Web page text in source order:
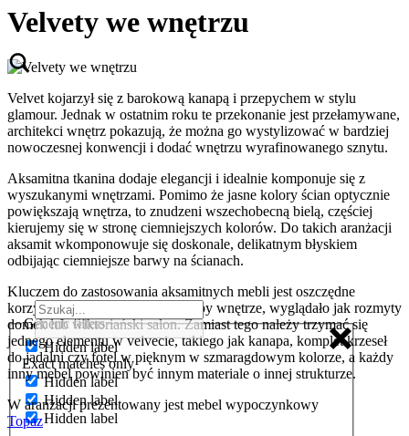
Generic filters
Hidden label
Exact matches only
Hidden label
Hidden label
Hidden label
Velvety we wnętrzu
Velvet kojarzył się z barokową kanapą i przepychem w stylu
glamour. Jednak w ostatnim roku te przekonanie jest przełamywane,
architekci wnętrz pokazują, że można go wystylizować w bardziej
nowoczesnej konwencji i dodać wnętrzu wyrafinowanego sznytu.
Aksamitna tkanina dodaje elegancji i idealnie komponuje się z
wyszukanymi wnętrzami. Pomimo że jasne kolory ścian optycznie
powiększają wnętrza, to znudzeni wszechobecną bielą, częściej
kierujemy się w stronę ciemniejszych kolorów. Do takich aranżacji
aksamit wkomponowuje się doskonale, delikatnym błyskiem
odbijając ciemniejsze barwy na ścianach.
Kluczem do zastosowania aksamitnych mebli jest oszczędne
korzystanie z nich. Nie chcemy aby wnętrze, wyglądało jak rozmyty
domek lub wiktoriański salon. Zamiast tego należy trzymać się
jednego elementu w velvecie, takiego jak kanapa, komplet krzeseł
do jadalni czy fotel w pięknym w szmaragdowym kolorze, a każdy
inny mebel powinien być innym materiale o innej strukturze.
W aranżacji prezentowany jest mebel wypoczynkowy
Topaz